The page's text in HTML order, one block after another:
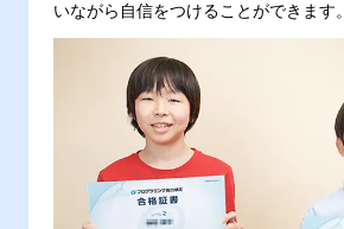
いながら自信をつけることができます。